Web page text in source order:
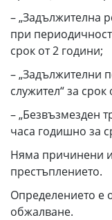
– „Задължителна
при
срок от 2 години;
– „Задължителни
служител“ за срок
– „Безвъзмезден
часа годишно за
Няма причинени
престъплението.
Определението е
обжалване.